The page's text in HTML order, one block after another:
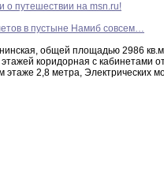
о путешествии на msn.ru!
в пустыне Намиб совсем…
, общей площадью 2986 кв.м
коридорная с кабинетами
этаже 2,8 метра, Электрических